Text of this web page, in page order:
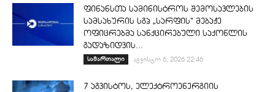
ფინანსთა სამინისტროს შემოსავლების
სამსახურის სგპ „სარფის“ მებაჟე
ოფიცრებმა სანქცირებული საქონლის
გადაზიდვის...
სამართალი აგვისტო 6, 2026 22:46
7 აგვისტოს, ელექტროენერგიის